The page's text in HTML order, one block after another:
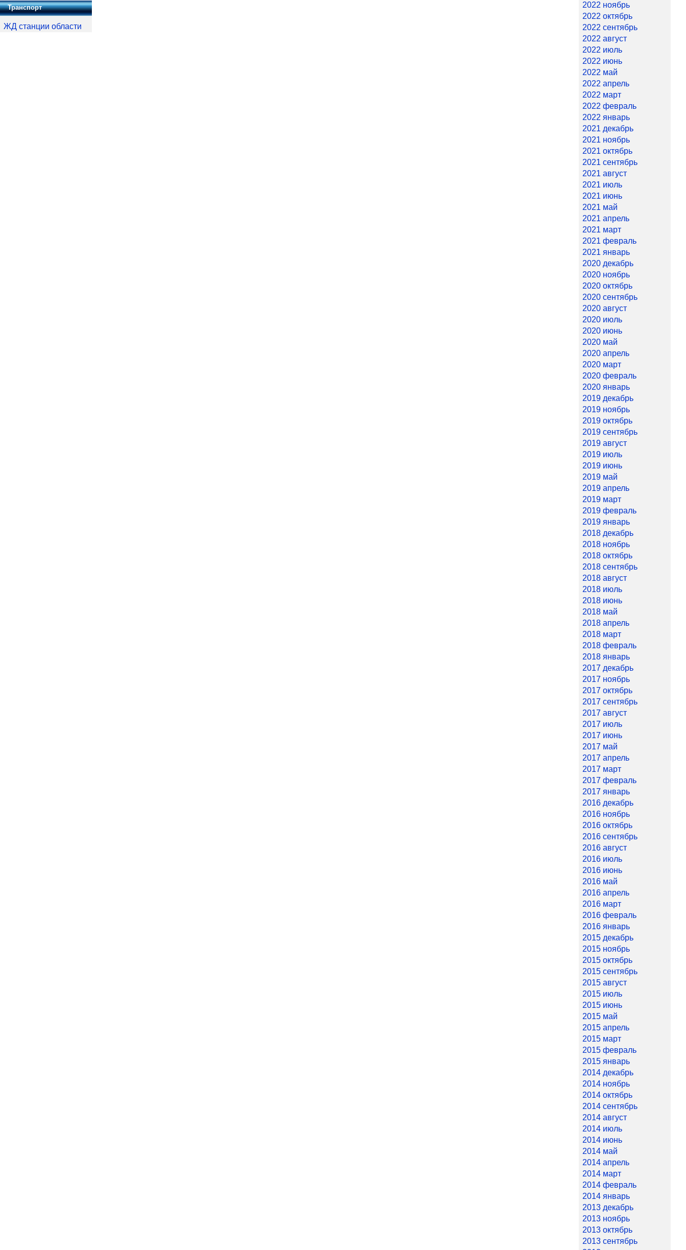
Транспорт
ЖД станции области
2022 ноябрь
2022 октябрь
2022 сентябрь
2022 август
2022 июль
2022 июнь
2022 май
2022 апрель
2022 март
2022 февраль
2022 январь
2021 декабрь
2021 ноябрь
2021 октябрь
2021 сентябрь
2021 август
2021 июль
2021 июнь
2021 май
2021 апрель
2021 март
2021 февраль
2021 январь
2020 декабрь
2020 ноябрь
2020 октябрь
2020 сентябрь
2020 август
2020 июль
2020 июнь
2020 май
2020 апрель
2020 март
2020 февраль
2020 январь
2019 декабрь
2019 ноябрь
2019 октябрь
2019 сентябрь
2019 август
2019 июль
2019 июнь
2019 май
2019 апрель
2019 март
2019 февраль
2019 январь
2018 декабрь
2018 ноябрь
2018 октябрь
2018 сентябрь
2018 август
2018 июль
2018 июнь
2018 май
2018 апрель
2018 март
2018 февраль
2018 январь
2017 декабрь
2017 ноябрь
2017 октябрь
2017 сентябрь
2017 август
2017 июль
2017 июнь
2017 май
2017 апрель
2017 март
2017 февраль
2017 январь
2016 декабрь
2016 ноябрь
2016 октябрь
2016 сентябрь
2016 август
2016 июль
2016 июнь
2016 май
2016 апрель
2016 март
2016 февраль
2016 январь
2015 декабрь
2015 ноябрь
2015 октябрь
2015 сентябрь
2015 август
2015 июль
2015 июнь
2015 май
2015 апрель
2015 март
2015 февраль
2015 январь
2014 декабрь
2014 ноябрь
2014 октябрь
2014 сентябрь
2014 август
2014 июль
2014 июнь
2014 май
2014 апрель
2014 март
2014 февраль
2014 январь
2013 декабрь
2013 ноябрь
2013 октябрь
2013 сентябрь